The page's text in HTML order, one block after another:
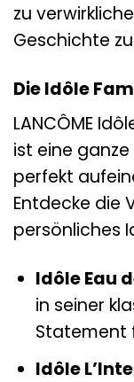
zu
Geschichte
Die Idôle
LANCÔME
ist eine
perfekt
Entdecke die
persönliches
Idôle Eau
in seiner
Statement
Idôle